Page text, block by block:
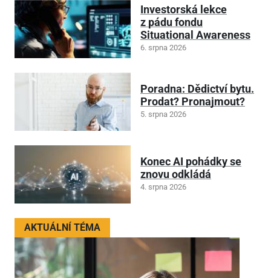
Investorská lekce
z pádu fondu
Situational Awareness
6. srpna 2026
Poradna: Dědictví bytu.
Prodat? Pronajmout?
5. srpna 2026
Konec AI pohádky se
znovu odkládá
4. srpna 2026
AKTUÁLNÍ TÉMA